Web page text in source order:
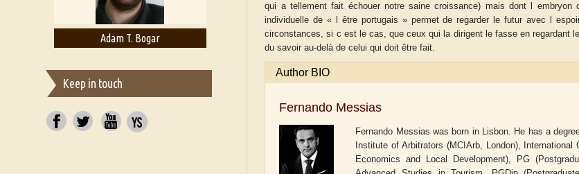
Adam T. Bogar Adelaide B. Shaw Aditi Upmanyu
Keep in touch
qui a tellement fait échouer notre saine croissance) mais dont l
individuelle de « l être portugais » permet de regarder le futur avec l
circonstances, si c est le cas, que ceux qui la dirigent le fasse en regardant
du savoir au-delà de celui qui doit être fait.
Author BIO
Fernando Messias
Fernando Messias was born in Lisbon. He has a
Institute of Arbitrators (MCIArb, London), International
Economics and Local Development), PG